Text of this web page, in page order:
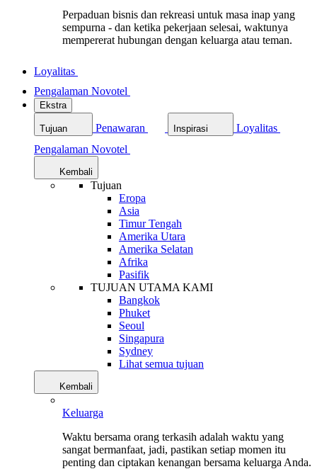
Perpaduan bisnis dan rekreasi untuk masa inap yang
sempurna - dan ketika pekerjaan selesai, waktunya
mempererat hubungan dengan keluarga atau teman.
Loyalitas
Pengalaman Novotel
Ekstra
Tujuan Penawaran Inspirasi
Loyalitas
Pengalaman Novotel
Kembali
Tujuan
Eropa
Asia
Timur Tengah
Amerika Utara
Amerika Selatan
Afrika
Pasifik
TUJUAN UTAMA KAMI
Bangkok
Phuket
Seoul
Singapura
Sydney
Lihat semua tujuan
Kembali
Keluarga
Waktu bersama orang terkasih adalah waktu yang
sangat bermanfaat, jadi, pastikan setiap momen itu
penting dan ciptakan kenangan bersama keluarga Anda.